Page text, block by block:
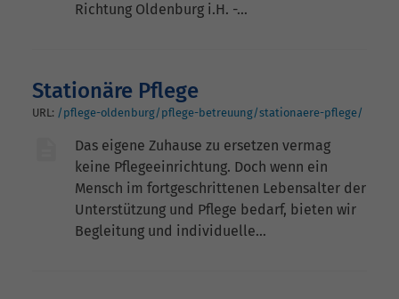
Richtung Oldenburg i.H. -…
Stationäre Pflege
URL: /pflege-oldenburg/pflege-betreuung/stationaere-pflege/
Das eigene Zuhause zu ersetzen vermag
keine Pflegeeinrichtung. Doch wenn ein
Mensch im fortgeschrittenen Lebensalter der
Unterstützung und Pflege bedarf, bieten wir
Begleitung und individuelle…